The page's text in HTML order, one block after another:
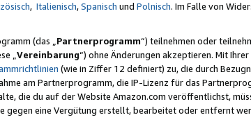
, Italienisch,Spanisch und Polnisch. Im Falle von
(das „Partnerprogramm“) teilnehmen oder
„Vereinbarung“) ohne Änderungen akzeptieren. Mit
(wie in Ziffer 12 definiert) zu, die durch
am Partnerprogramm, die IP-Lizenz für das
die du auf der Website Amazon.com veröffentlichst,
gegen eine Vergütung erstellt, bearbeitet oder entfernt